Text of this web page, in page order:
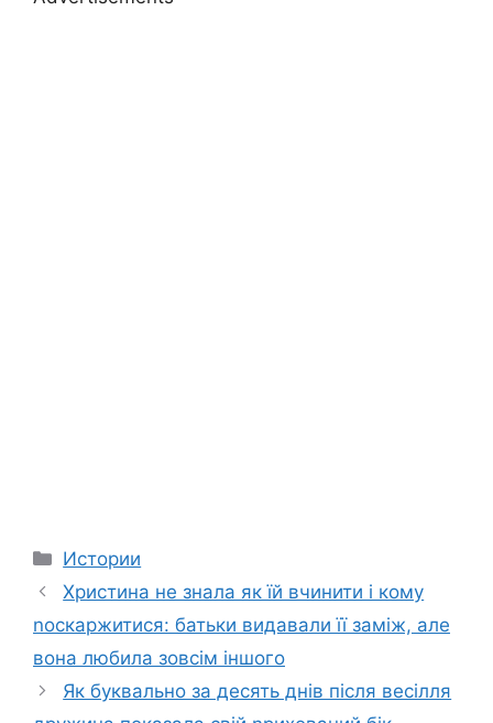
Categories
Истории
Христина не знала як їй вчинити і кому
nоскаржитися: батьки видавали її заміж, але
вона любила зовсім іншого
Як буквально за десять днів після весілля